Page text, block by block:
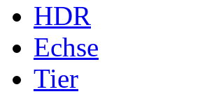
HDR
Echse
Tier